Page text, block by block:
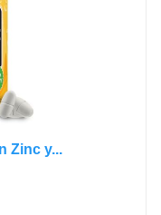
Zinc y...